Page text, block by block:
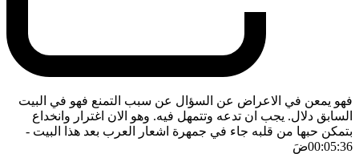
فهو يمعن في الاعراض عن السؤال عن سبب التمنع فهو في البيت
السابق دلال. يجب ان تدعه وتتمهل فيه. وهو الان اغترار وانخداع
بتمكن حبها من قلبه جاء في جمهرة اشعار العرب بعد هذا البيت -
00:05:36ضَ